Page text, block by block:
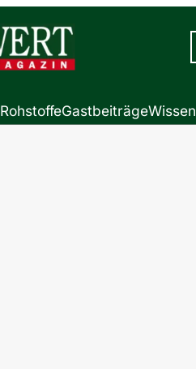
RohstoffeGastbeiträgeWissen